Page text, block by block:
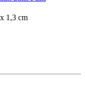
1,3 cm